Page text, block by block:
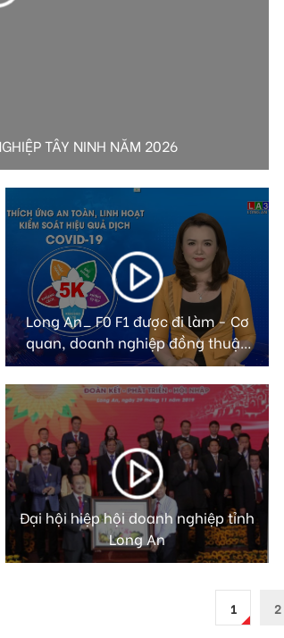
TÂY NINH NĂM 2026
Long An_ F0 F1 được đi làm - Cơ
quan, doanh nghiệp đồng thuận
cao
Đại hội hiệp hội doanh nghiệp tỉnh
Long An
1 2